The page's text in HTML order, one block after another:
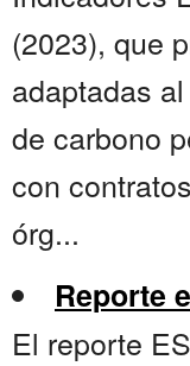
(2023), que
adaptadas
de carbono
con
órg...
Reporte
El reporte